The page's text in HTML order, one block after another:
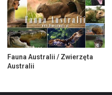
Fauna Australii / Zwierzęta
Australii